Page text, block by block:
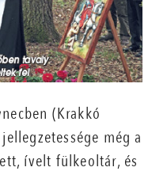
(Krakkó
még a
ívelt fülkeoltár, és